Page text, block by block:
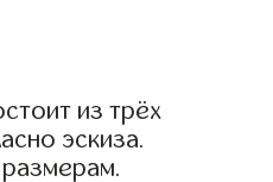
из трёх
эскиза.